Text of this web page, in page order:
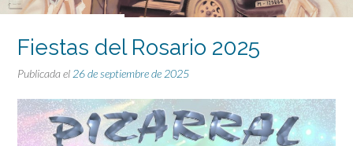
Fiestas del Rosario 2025
Publicada el 26 de septiembre de 2025